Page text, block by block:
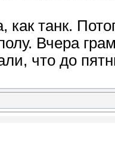
танк.
Вчера
что до